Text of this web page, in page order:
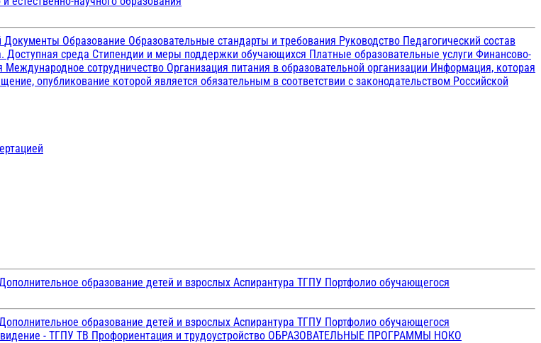
Документы Образование Образовательные стандарты и требования Руководство Педагогический состав
Доступная среда Стипендии и меры поддержки обучающихся Платные образовательные услуги Финансово-
Международное сотрудничество Организация питания в образовательной организации Информация, которая
опубликование которой является обязательным в соответствии с законодательством Российской
образование детей и взрослых Аспирантура ТГПУ Портфолио обучающегося
образование детей и взрослых Аспирантура ТГПУ Портфолио обучающегося
- ТГПУ ТВ Профориентация и трудоустройство ОБРАЗОВАТЕЛЬНЫЕ ПРОГРАММЫ НОКО